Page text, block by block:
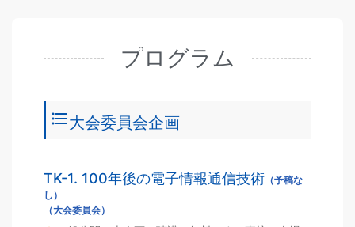
プログラム
format_list_bulleted大会委員会企画
TK-1. 100年後の電子情報通信技術 （予稿な
し）
（大会委員会）